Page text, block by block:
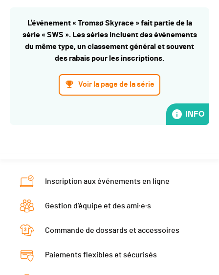
L'événement « Tromsø Skyrace » fait partie de la
série « SWS ». Les séries incluent des événements
du même type, un classement général et souvent
des rabais pour les inscriptions.
Voir la page de la série
INFO
Inscription aux événements en ligne
Gestion d'équipe et des ami·e·s
Commande de dossards et accessoires
Paiements flexibles et sécurisés